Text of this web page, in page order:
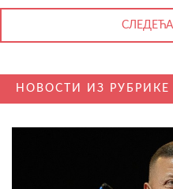
НОВОСТИ ИЗ РУБРИКЕ